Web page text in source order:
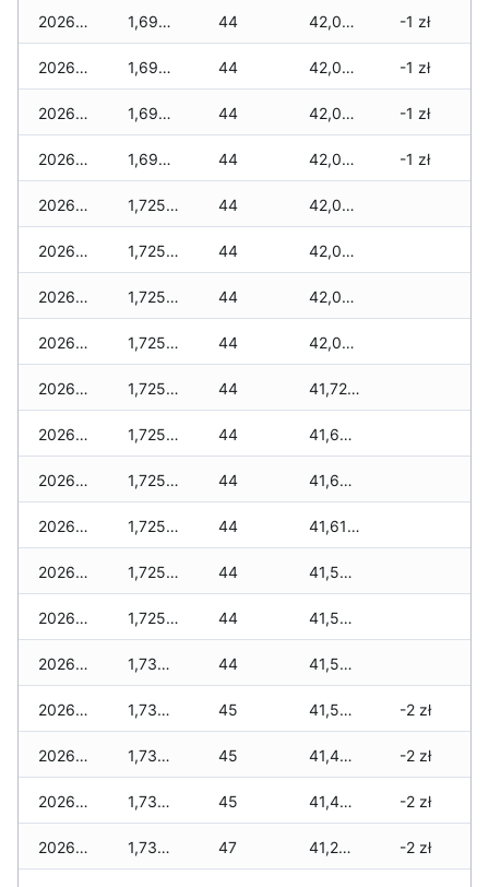
2026-06-01 1,690 zł 44 42,080 zł -1 zł
2026-05-31 1,690 zł 44 42,080 zł -1 zł
2026-05-30 1,690 zł 44 42,045 zł -1 zł
2026-05-29 1,690 zł 44 42,045 zł -1 zł
2026-05-28 1,725 zł 44 42,035 zł
2026-05-27 1,725 zł 44 42,025 zł
2026-05-26 1,725 zł 44 42,025 zł
2026-05-25 1,725 zł 44 42,025 zł
2026-05-24 1,725 zł 44 41,725 zł
2026-05-23 1,725 zł 44 41,690 zł
2026-05-22 1,725 zł 44 41,620 zł
2026-05-21 1,725 zł 44 41,610 zł
2026-05-20 1,725 zł 44 41,565 zł
2026-05-19 1,725 zł 44 41,565 zł
2026-05-18 1,735 zł 44 41,540 zł
2026-05-17 1,735 zł 45 41,530 zł -2 zł
2026-05-16 1,735 zł 45 41,495 zł -2 zł
2026-05-15 1,735 zł 45 41,495 zł -2 zł
2026-05-14 1,735 zł 47 41,245 zł -2 zł